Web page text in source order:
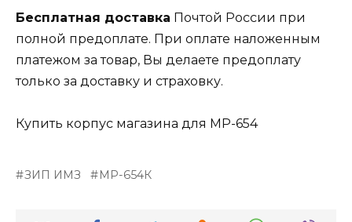
Бесплатная доставка Почтой России при
полной предоплате. При оплате наложенным
платежом за товар, Вы делаете предоплату
только за доставку и страховку.
Купить корпус магазина для МР-654
ЗИП ИМЗ МР-654К